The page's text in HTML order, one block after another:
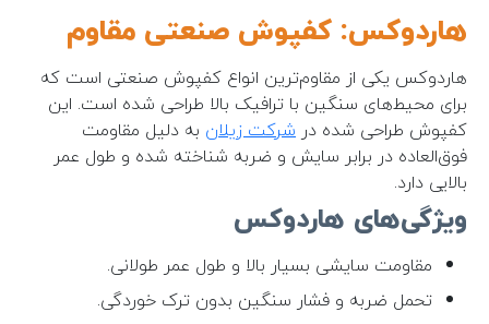
هاردوکس: کفپوش صنعتی مقاوم
هاردوکس یکی از مقاوم‌ترین انواع کفپوش صنعتی است که
برای محیط‌های سنگین با ترافیک بالا طراحی شده است. این
کفپوش طراحی شده در شرکت زیلان به دلیل مقاومت
فوق‌العاده در برابر سایش و ضربه شناخته شده و طول عمر
بالایی دارد.
ویژگی‌های هاردوکس
مقاومت سایشی بسیار بالا و طول عمر طولانی.
تحمل ضربه و فشار سنگین بدون ترک خوردگی.